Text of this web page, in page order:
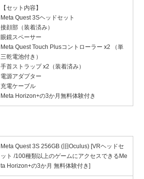
【セット内容】
Meta Quest 3Sヘッドセット
接顔部（装着済み）
眼鏡スペーサー
Meta Quest Touch Plusコントローラー x2 （単
三乾電池付き）
手首ストラップ x2（装着済み）
電源アダプター
充電ケーブル
Meta Horizon+の3か月無料体験付き
Meta Quest 3S 256GB (旧Oculus) [VRヘッドセ
ット /100種類以上のゲームにアクセスできるMe
ta Horizon+の3か月 無料体験付き]